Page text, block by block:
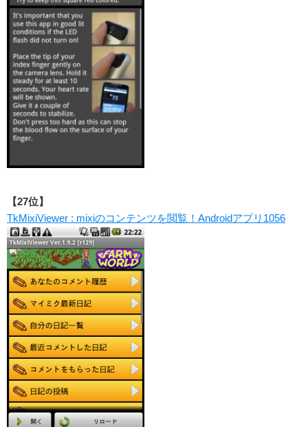
【27位】
TkMixiViewer : mixiのコンテンツを閲覧！Androidアプリ1056